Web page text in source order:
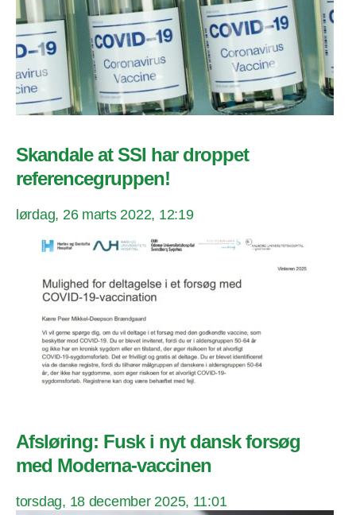
Skandale at SSI har droppet
referencegruppen!
lørdag, 26 marts 2022, 12:19
Afsløring: Fusk i nyt dansk forsøg
med Moderna-vaccinen
torsdag, 18 december 2025, 11:01